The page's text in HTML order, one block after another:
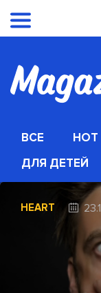
ВСЕ HOT
ДЛЯ ДЕТЕЙ
HEART